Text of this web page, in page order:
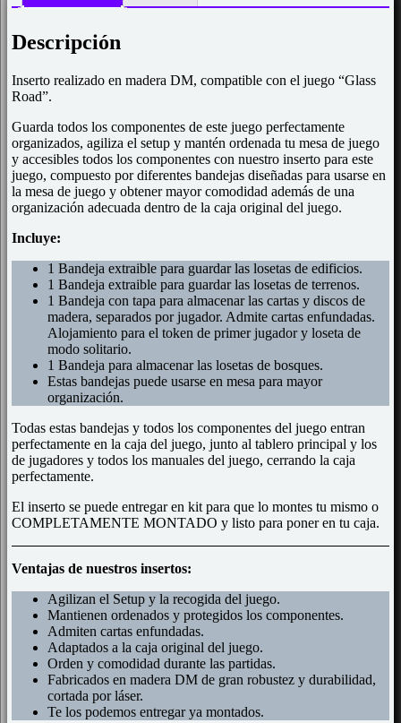
Descripción
Inserto realizado en madera DM, compatible con el juego “Glass
Road”.
Guarda todos los componentes de este juego perfectamente
organizados, agiliza el setup y mantén ordenada tu mesa de juego
y accesibles todos los componentes con nuestro inserto para este
juego, compuesto por diferentes bandejas diseñadas para usarse en
la mesa de juego y obtener mayor comodidad además de una
organización adecuada dentro de la caja original del juego.
Incluye:
1 Bandeja extraible para guardar las losetas de edificios.
1 Bandeja extraible para guardar las losetas de terrenos.
1 Bandeja con tapa para almacenar las cartas y discos de
madera, separados por jugador. Admite cartas enfundadas.
Alojamiento para el token de primer jugador y loseta de
modo solitario.
1 Bandeja para almacenar las losetas de bosques.
Estas bandejas puede usarse en mesa para mayor
organización.
Todas estas bandejas y todos los componentes del juego entran
perfectamente en la caja del juego, junto al tablero principal y los
de jugadores y todos los manuales del juego, cerrando la caja
perfectamente.
El inserto se puede entregar en kit para que lo montes tu mismo o
COMPLETAMENTE MONTADO y listo para poner en tu caja.
Ventajas de nuestros insertos:
Agilizan el Setup y la recogida del juego.
Mantienen ordenados y protegidos los componentes.
Admiten cartas enfundadas.
Adaptados a la caja original del juego.
Orden y comodidad durante las partidas.
Fabricados en madera DM de gran robustez y durabilidad,
cortada por láser.
Te los podemos entregar ya montados.